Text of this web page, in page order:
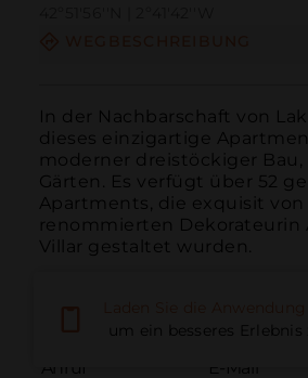
In der Nachbarschaft von
dieses einzigartige
moderner dreistöckiger
Gärten. Es verfügt über 52
Apartments, die exquisit von
renommierten Dekorateurin
Villar gestaltet wurden.
Anruf E-Mail
um ein besseres Erlebnis